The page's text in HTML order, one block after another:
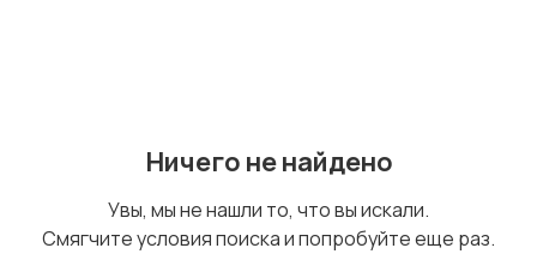
Ничего не найдено
Увы, мы не нашли то, что вы искали.
Смягчите условия поиска и попробуйте еще раз.